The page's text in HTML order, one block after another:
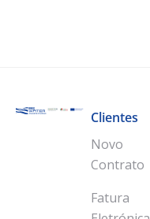
Clientes
Novo
Contrato
Fatura